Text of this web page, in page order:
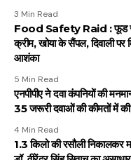
3 Min Read
Food Safety Raid : फूड
क्रीम, खोया के सैंपल, दिवाली पर
आशंका
5 Min Read
एनपीपीए ने दवा कंपनियों की
35 जरूरी दवाओं की कीमतों में की
4 Min Read
1.3 किलो की रसौली निकालकर